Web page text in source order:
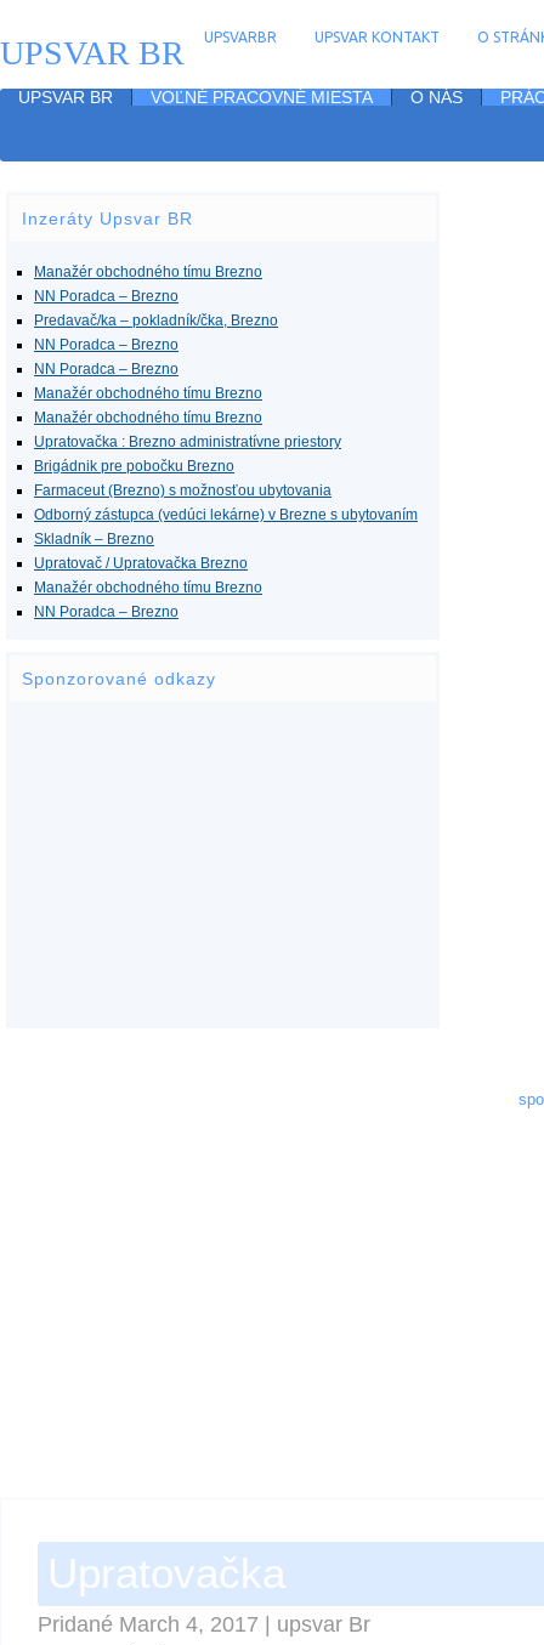
UPSVAR BR UPSVARBR UPSVAR KONTAKT O
UPSVAR BR VOĽNÉ PRACOVNÉ MIESTA O NÁS
Inzeráty Upsvar BR
Manažér obchodného tímu Brezno
NN Poradca – Brezno
Predavač/ka – pokladník/čka, Brezno
NN Poradca – Brezno
NN Poradca – Brezno
Manažér obchodného tímu Brezno
Manažér obchodného tímu Brezno
Upratovačka : Brezno administratívne priestory
Brigádnik pre pobočku Brezno
Farmaceut (Brezno) s možnosťou ubytovania
Odborný zástupca (vedúci lekárne) v Brezne s ubytovaním
Skladník – Brezno
Upratovač / Upratovačka Brezno
Manažér obchodného tímu Brezno
NN Poradca – Brezno
Sponzorované odkazy
Upratovačka
Pridané March 4, 2017 | upsvar Br